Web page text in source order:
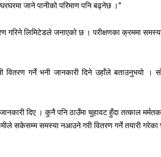
जाने पानीको परिमाण पनि बढ्नेछ ।”
गरिने लिमिटेडले जनाएको छ । परीक्षणका क्रममा
गर्ने भनी जानकारी दिने उहाँले बताउनुभयो ।
दिए । कुनै पनि ठाउँमा चुहावट हुँदा तत्काल
सकेसम्म समस्या नआउने गरी वितरण गर्ने तयारी गरेका